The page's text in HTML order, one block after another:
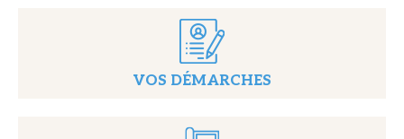
VOS DÉMARCHES